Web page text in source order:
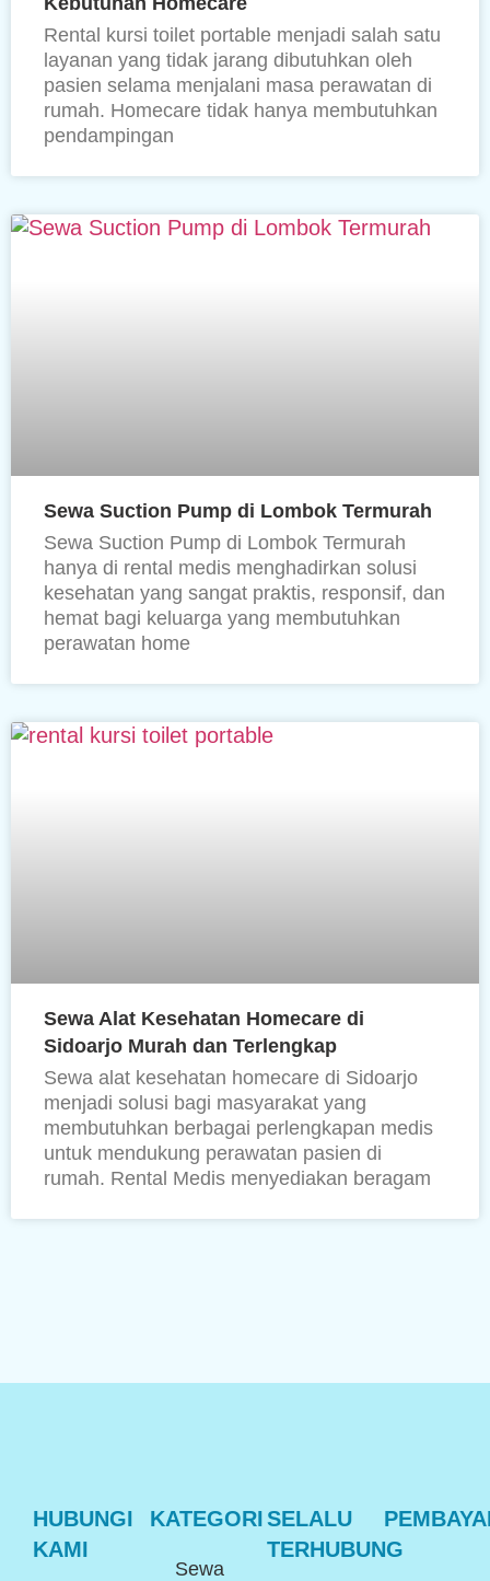
Rental kursi toilet portable menjadi salah satu
layanan yang tidak jarang dibutuhkan oleh
pasien selama menjalani masa perawatan di
rumah. Homecare tidak hanya membutuhkan
pendampingan
Sewa Suction Pump di Lombok Termurah
Sewa Suction Pump di Lombok Termurah
hanya di rental medis menghadirkan solusi
kesehatan yang sangat praktis, responsif, dan
hemat bagi keluarga yang membutuhkan
perawatan home
Sewa Alat Kesehatan Homecare di
Sidoarjo Murah dan Terlengkap
Sewa alat kesehatan homecare di Sidoarjo
menjadi solusi bagi masyarakat yang
membutuhkan berbagai perlengkapan medis
untuk mendukung perawatan pasien di
rumah. Rental Medis menyediakan beragam
HUBUNGI
KAMI
KATEGORI
Sewa
SELALU
TERHUBUNG